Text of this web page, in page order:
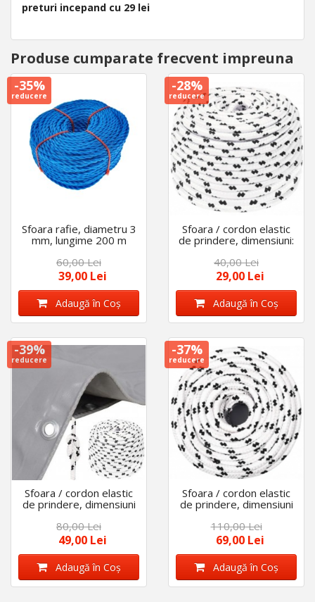
preturi incepand cu 29 lei
Produse cumparate frecvent impreuna
-35%
reducere
Sfoara rafie, diametru 3
mm, lungime 200 m
60,00 Lei
39,00 Lei
Adaugă în Coş
-28%
reducere
Sfoara / cordon elastic
de prindere, dimensiuni:
40,00 Lei
29,00 Lei
Adaugă în Coş
-39%
reducere
Sfoara / cordon elastic
de prindere, dimensiuni
80,00 Lei
49,00 Lei
Adaugă în Coş
-37%
reducere
Sfoara / cordon elastic
de prindere, dimensiuni
110,00 Lei
69,00 Lei
Adaugă în Coş